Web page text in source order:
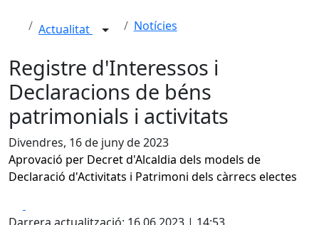
Actualitat Notícies
Registre d'Interessos i
Declaracions de béns
patrimonials i activitats
Divendres, 16 de juny de 2023
Aprovació per Decret d'Alcaldia dels models de
Declaració d'Activitats i Patrimoni dels càrrecs electes